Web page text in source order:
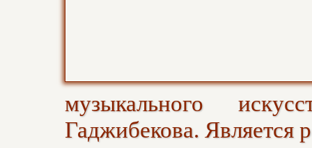
музыкального
Гаджибекова. Является